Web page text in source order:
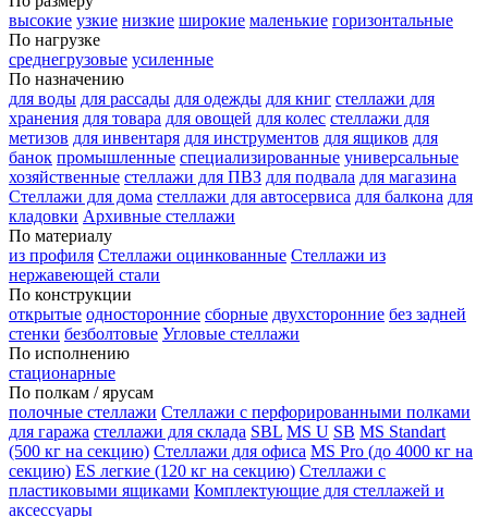
высокие узкие низкие широкие маленькие горизонтальные
По нагрузке
среднегрузовые усиленные
По назначению
для воды для рассады для одежды для книг стеллажи для
хранения для товара для овощей для колес стеллажи для
метизов для инвентаря для инструментов для ящиков для
банок промышленные специализированные универсальные
хозяйственные стеллажи для ПВЗ для подвала для магазина
Стеллажи для дома стеллажи для автосервиса для балкона для
кладовки Архивные стеллажи
По материалу
из профиля Стеллажи оцинкованные Стеллажи из
нержавеющей стали
По конструкции
открытые односторонние сборные двухсторонние без задней
стенки безболтовые Угловые стеллажи
По исполнению
стационарные
По полкам / ярусам
полочные стеллажи Стеллажи с перфорированными полками
для гаража стеллажи для склада SBL MS U SB MS Standart
(500 кг на секцию) Стеллажи для офиса MS Pro (до 4000 кг на
секцию) ES легкие (120 кг на секцию) Стеллажи с
пластиковыми ящиками Комплектующие для стеллажей и
аксессуары